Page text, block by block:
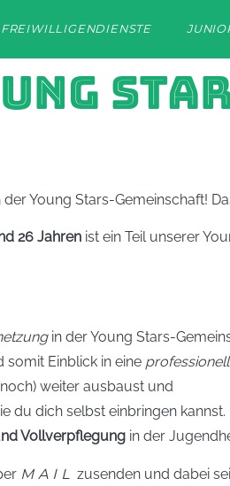
FREIWILLIGENDIENSTE
Young Stars-Gemeinschaft!
26 Jahren ist ein Teil unserer
in der Young Stars-
somit Einblick in eine
weiter ausbaust und
du dich selbst einbringen kannst.
Vollverpflegung in der
MAIL zusenden und dabei